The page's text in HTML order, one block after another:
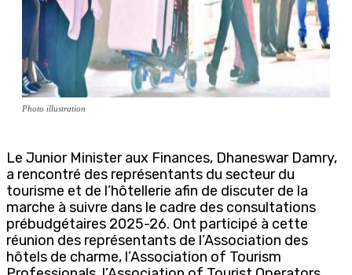
Photo illustration
Le Junior Minister aux Finances, Dhaneswar Damry,
a rencontré des représentants du secteur du
tourisme et de l’hôtellerie afin de discuter de la
marche à suivre dans le cadre des consultations
prébudgétaires 2025-26. Ont participé à cette
réunion des représentants de l’Association des
hôtels de charme, l’Association of Tourism